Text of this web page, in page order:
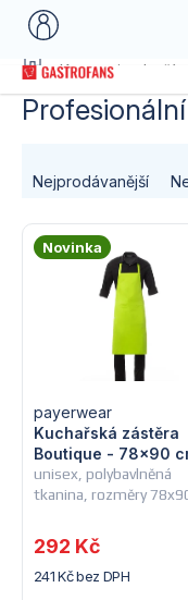
Přejít
Domů
Kategorie zboží
z
p
d
Nejprodávanější
V
s
p
o
Novinka
unisex, polybavlněná
tkanina, rozměry
Kuchařská zástěra
Boutique - 78x90
payerwear
241 Kč bez DPH
292 Kč